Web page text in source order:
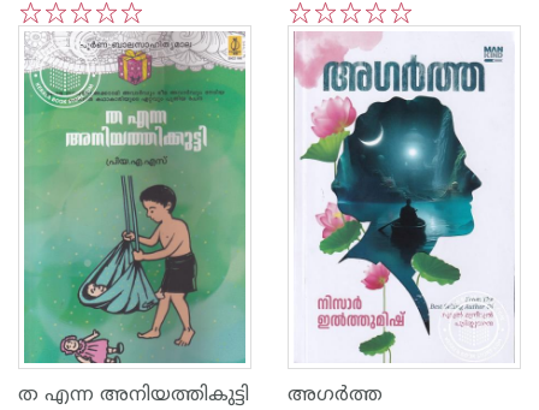
5
4
3
2
1 4
3
2
1
ത എന്ന അനിയത്തികുട്ടി അഗർത്ത